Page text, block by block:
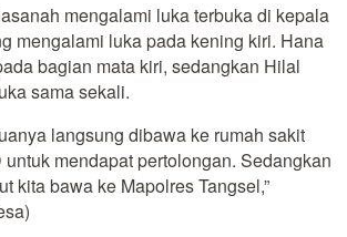
mengalami luka terbuka di kepala
mengalami luka pada kening kiri. Hana
bagian mata kiri, sedangkan Hilal
sama sekali.
langsung dibawa ke rumah sakit
mendapat pertolongan. Sedangkan
kita bawa ke Mapolres Tangsel,”